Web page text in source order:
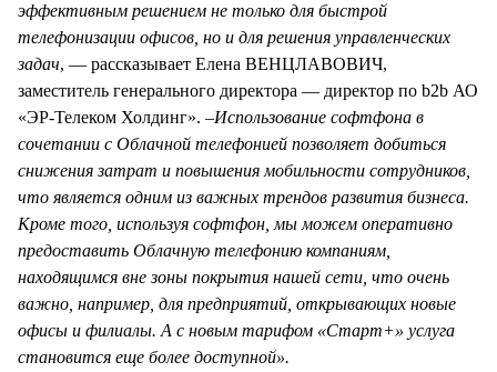
эффективным решением не только для быстрой
телефонизации офисов, но и для решения управленческих
задач, — рассказывает Елена ВЕНЦЛАВОВИЧ,
заместитель генерального директора — директор по b2b АО
«ЭР-Телеком Холдинг». –Использование софтфона в
сочетании с Облачной телефонией позволяет добиться
снижения затрат и повышения мобильности сотрудников,
что является одним из важных трендов развития бизнеса.
Кроме того, используя софтфон, мы можем оперативно
предоставить Облачную телефонию компаниям,
находящимся вне зоны покрытия нашей сети, что очень
важно, например, для предприятий, открывающих новые
офисы и филиалы. А с новым тарифом «Старт+» услуга
становится еще более доступной».